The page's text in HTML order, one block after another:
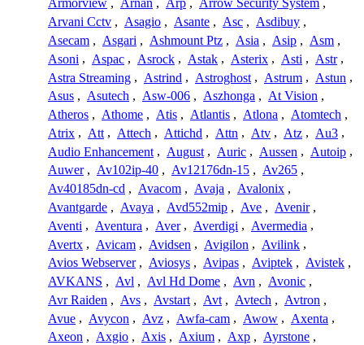
Armorview , Arnan , Arp , Arrow Security System ,
Arvani Cctv , Asagio , Asante , Asc , Asdibuy ,
Asecam , Asgari , Ashmount Ptz , Asia , Asip , Asm ,
Asoni , Aspac , Asrock , Astak , Asterix , Asti , Astr ,
Astra Streaming , Astrind , Astroghost , Astrum , Astun ,
Asus , Asutech , Asw-006 , Aszhonga , At Vision ,
Atheros , Athome , Atis , Atlantis , Atlona , Atomtech ,
Atrix , Att , Attech , Attichd , Attn , Atv , Atz , Au3 ,
Audio Enhancement , August , Auric , Aussen , Autoip ,
Auwer , Av102ip-40 , Av12176dn-15 , Av265 ,
Av40185dn-cd , Avacom , Avaja , Avalonix ,
Avantgarde , Avaya , Avd552mip , Ave , Avenir ,
Aventi , Aventura , Aver , Averdigi , Avermedia ,
Avertx , Avicam , Avidsen , Avigilon , Avilink ,
Avios Webserver , Aviosys , Avipas , Aviptek , Avistek ,
AVKANS , Avl , Avl Hd Dome , Avn , Avonic ,
Avr Raiden , Avs , Avstart , Avt , Avtech , Avtron ,
Avue , Avycon , Avz , Awfa-cam , Awow , Axenta ,
Axeon , Axgio , Axis , Axium , Axp , Ayrstone ,